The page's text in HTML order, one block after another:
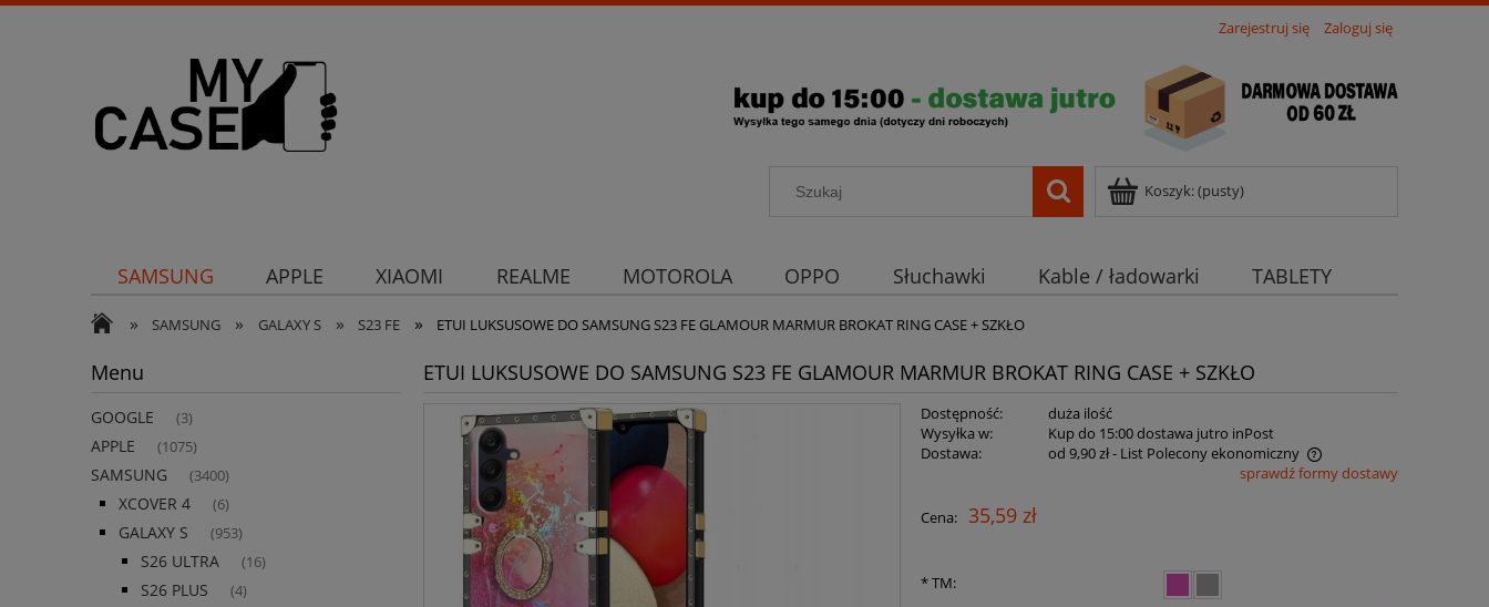
Zarejestruj się Zaloguj się
Koszyk:(pusty)
SAMSUNG APPLE XIAOMI REALME MOTOROLA OPPO Słuchawki Kable / ładowarki
TABLETY
Uchwyty
Ochrona aparatu Ochrona aparatu Strona główna
» SAMSUNG » GALAXY S » S23 FE » ETUI LUKSUSOWE DO SAMSUNG S23 FE GLAMOUR MARMUR BROKAT RING CASE + SZKŁO
Menu
GOOGLE (3)
APPLE (1075)
SAMSUNG (3400)
XCOVER 4 (6)
GALAXY S (953)
S26 ULTRA (16)
S26 PLUS (4)
ETUI LUKSUSOWE DO SAMSUNG S23 FE GLAMOUR MARMUR BROKAT RING CASE + SZKŁO
Dostępność:
duża ilość
Wysyłka w:
Kup do 15:00 dostawa jutro inPost
Dostawa:
od 9,90 zł- List Polecony ekonomiczny
płatności
sprawdź formy dostawy
Cena: 35,59 zł
*TM: